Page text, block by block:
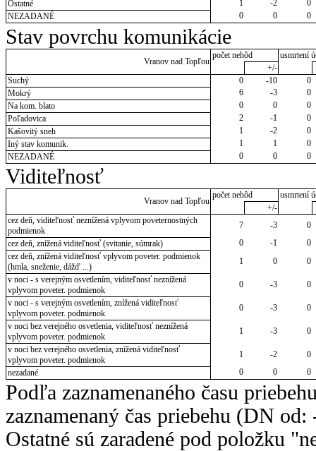
Ostatné 1 -2
0
NEZADANÉ
0 0 0
Stav povrchu komunikácie
Vranov nad Topľou
počet nehôd
usmrtení
+/-
Suchý
0 -10
0
Mokrý
6 -3
0
Na kom. blato
0 0
0
Poľadovica
2 -1
0
Kašovitý sneh
1 -2
0
Iný stav komunik.
1 1
0
NEZADANÉ
0 0 0
Viditeľnosť
Vranov nad Topľou
počet nehôd
usmrtení
+/-
cez deň, viditeľnosť neznížená vplyvom poveternostných
podmienok
7 -3
0
cez deň, znížená viditeľnosť (svitanie, súmrak)
0 -1
0
cez deň, znížená viditeľnosť vplyvom poveter. podmienok
(hmla, sneženie, dážď ...)
1 0
0
v noci - s verejným osvetlením, viditeľnosť neznížená
vplyvom poveter. podmienok
0 -3
0
v noci - s verejným osvetlením, znížená viditeľnosť
vplyvom poveter. podmienok
0 -3
0
v noci bez verejného osvetlenia, viditeľnosť neznížená
vplyvom poveter. podmienok
1 -3
0
v noci bez verejného osvetlenia, znížená viditeľnosť
vplyvom poveter. podmienok
1 -2
0
nezadané
0 0 0
Podľa zaznamenaného času
zaznamenaný čas priebehu (DN
Ostatné sú zaradené pod položku